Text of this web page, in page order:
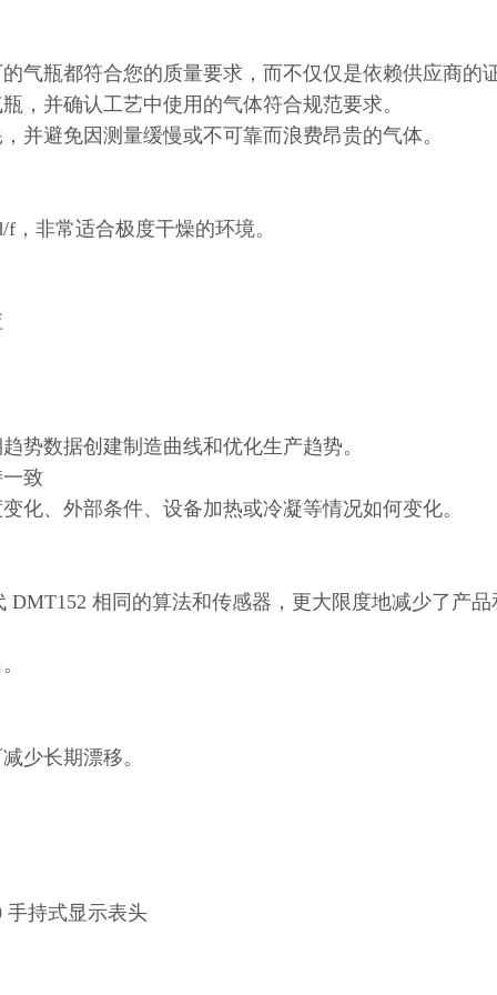
气瓶都符合您的质量要求，而不仅仅是依赖供应商的
，并确认工艺中使用的气体符合规范要求。
并避免因测量缓慢或不可靠而浪费昂贵的气体。
，非常适合极度干燥的环境。
势数据创建制造曲线和优化生产趋势。
致
化、外部条件、设备加热或冷凝等情况如何变化。
相同的算法和传感器，更大限度地减少了产
少长期漂移。
手持式显示表头